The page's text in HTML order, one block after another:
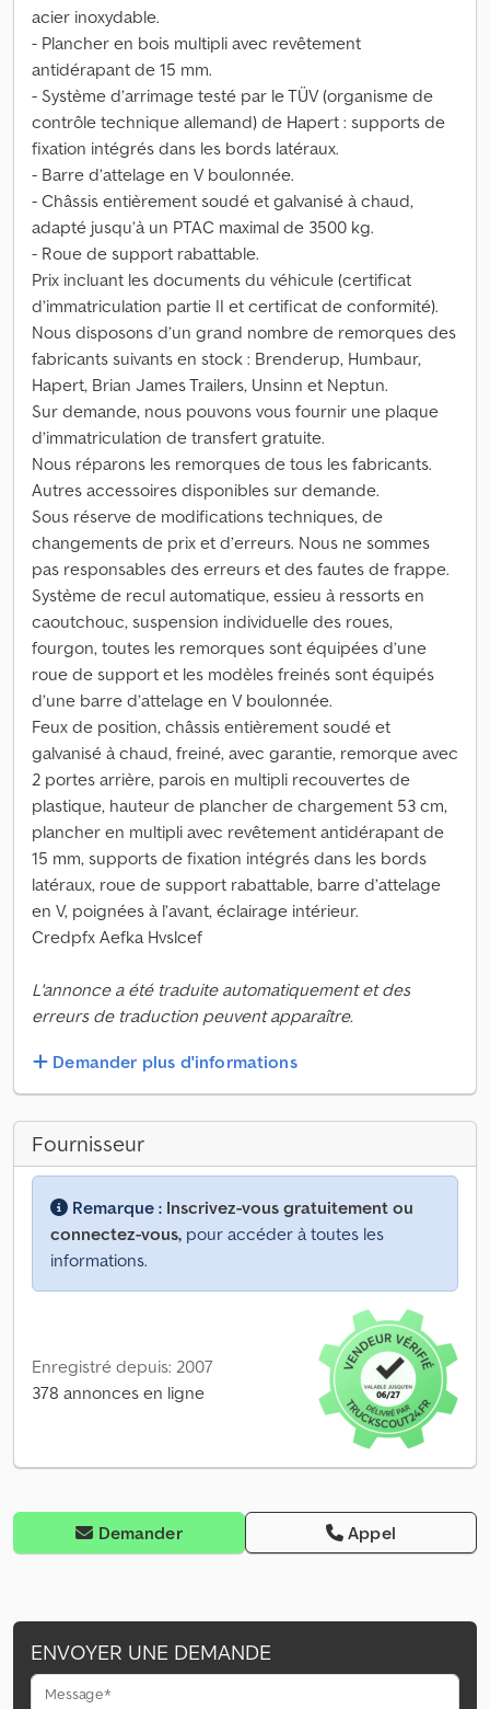
acier inoxydable.
- Plancher en bois multipli avec revêtement
antidérapant de 15 mm.
- Système d’arrimage testé par le TÜV (organisme de
contrôle technique allemand) de Hapert : supports de
fixation intégrés dans les bords latéraux.
- Barre d’attelage en V boulonnée.
- Châssis entièrement soudé et galvanisé à chaud,
adapté jusqu’à un PTAC maximal de 3500 kg.
- Roue de support rabattable.
Prix incluant les documents du véhicule (certificat
d’immatriculation partie II et certificat de conformité).
Nous disposons d’un grand nombre de remorques des
fabricants suivants en stock : Brenderup, Humbaur,
Hapert, Brian James Trailers, Unsinn et Neptun.
Sur demande, nous pouvons vous fournir une plaque
d’immatriculation de transfert gratuite.
Nous réparons les remorques de tous les fabricants.
Autres accessoires disponibles sur demande.
Sous réserve de modifications techniques, de
changements de prix et d’erreurs. Nous ne sommes
pas responsables des erreurs et des fautes de frappe.
Système de recul automatique, essieu à ressorts en
caoutchouc, suspension individuelle des roues,
fourgon, toutes les remorques sont équipées d’une
roue de support et les modèles freinés sont équipés
d’une barre d’attelage en V boulonnée.
Feux de position, châssis entièrement soudé et
galvanisé à chaud, freiné, avec garantie, remorque avec
2 portes arrière, parois en multipli recouvertes de
plastique, hauteur de plancher de chargement 53 cm,
plancher en multipli avec revêtement antidérapant de
15 mm, supports de fixation intégrés dans les bords
latéraux, roue de support rabattable, barre d’attelage
en V, poignées à l’avant, éclairage intérieur.
Credpfx Aefka Hvslcef
L'annonce a été traduite automatiquement et des
erreurs de traduction peuvent apparaître.
Demander plus d'informations
Fournisseur
Remarque : Inscrivez-vous gratuitement ou
connectez-vous, pour accéder à toutes les
informations.
Enregistré depuis: 2007
378 annonces en ligne
Demander Appel
ENVOYER UNE DEMANDE
Message*